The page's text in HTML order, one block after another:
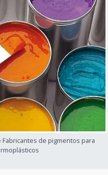
Fabricantes de pigmentos para